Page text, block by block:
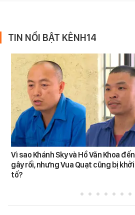
TIN NỔI BẬT KÊNH14
Vì sao Khánh Sky và Hồ Văn Khoa đến
gây rối, nhưng Vua Quạt cũng bị khởi
tố?